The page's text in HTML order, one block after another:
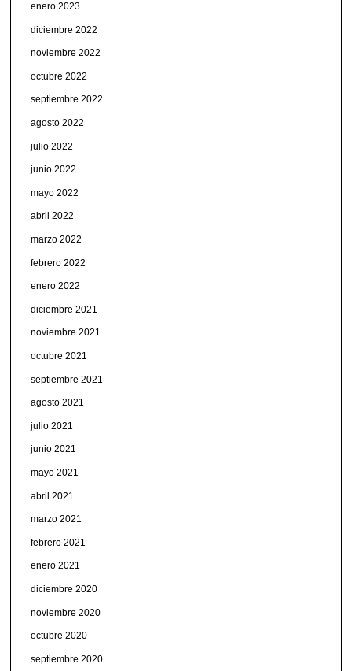
enero 2023
diciembre 2022
noviembre 2022
octubre 2022
septiembre 2022
agosto 2022
julio 2022
junio 2022
mayo 2022
abril 2022
marzo 2022
febrero 2022
enero 2022
diciembre 2021
noviembre 2021
octubre 2021
septiembre 2021
agosto 2021
julio 2021
junio 2021
mayo 2021
abril 2021
marzo 2021
febrero 2021
enero 2021
diciembre 2020
noviembre 2020
octubre 2020
septiembre 2020